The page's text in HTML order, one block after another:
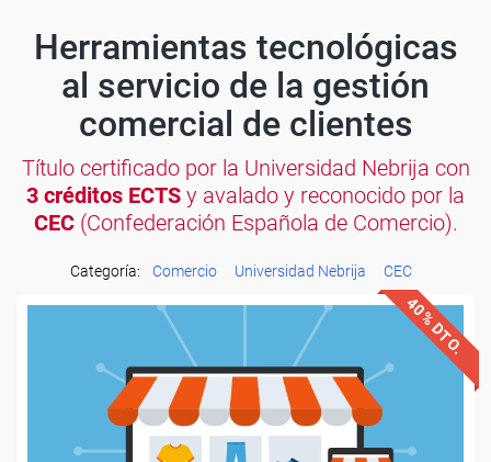
Herramientas tecnológicas
al servicio de la gestión
comercial de clientes
Título certificado por la Universidad Nebrija con
3 créditos ECTS y avalado y reconocido por la
CEC(Confederación Española de Comercio).
Categoría: Comercio Universidad Nebrija CEC
40% DTO.